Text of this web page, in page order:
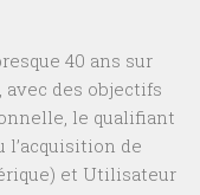
40 ans sur
des objectifs
le qualifiant
l’acquisition de
et Utilisateur